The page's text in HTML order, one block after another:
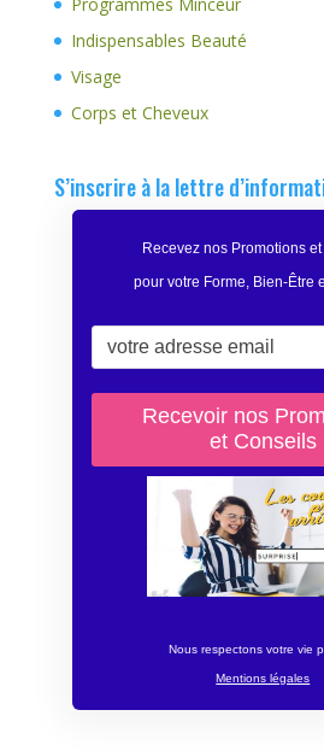
Indispensables Beauté
Visage
Corps et Cheveux
S’inscrire à la lettre
Recevez nos Promotions
pour votre Forme, Bien-Être
Nous respectons votre vie
Mentions légales